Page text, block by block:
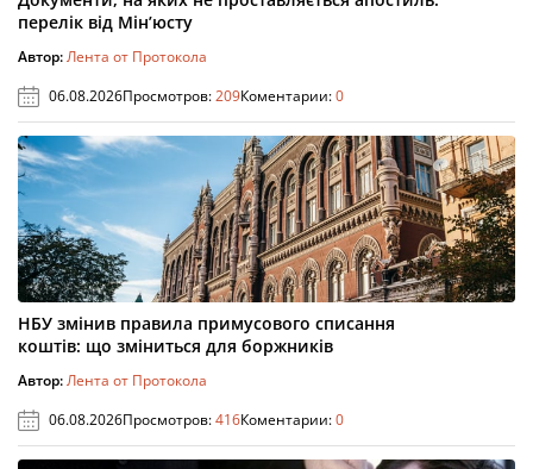
перелік від Мін’юсту
Автор:Лента от Протокола
06.08.2026Просмотров:209Коментарии:0
НБУ змінив правила примусового списання
коштів: що зміниться для боржників
Автор:Лента от Протокола
06.08.2026Просмотров:416Коментарии:0